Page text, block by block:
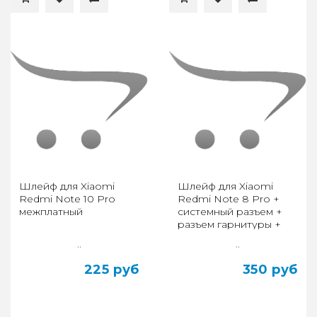
Шлейф для Xiaomi
Redmi Note 10 Pro
межплатный
..
225 руб
Шлейф для Xiaomi
Redmi Note 8 Pro +
системный разъем +
разъем гарнитуры +
..
350 руб